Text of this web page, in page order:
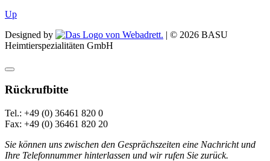
Up
Designed by
| © 2026 BASU
Heimtierspezialitäten GmbH
Rückrufbitte
Tel.: +49 (0) 36461 820 0
Fax: +49 (0) 36461 820 20
Sie können uns zwischen den Gesprächszeiten eine Nachricht und
Ihre Telefonnummer hinterlassen und wir rufen Sie zurück.